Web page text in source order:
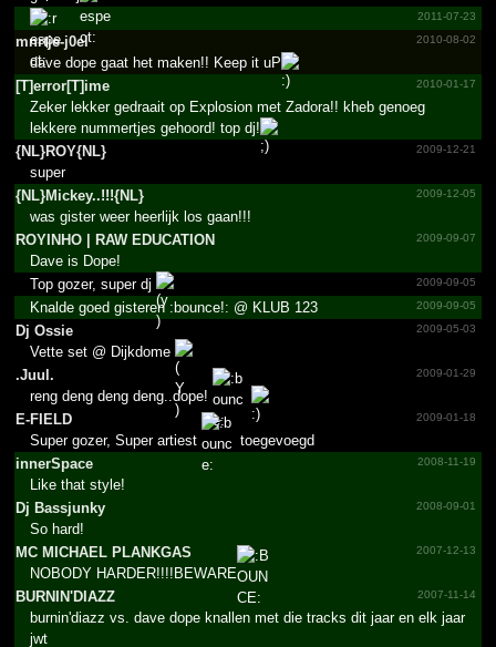
2011-07-23
mnrtje-j0el 2010-08-02
dave dope gaat het maken!! Keep it uP
[T]err­or[T]i­me
2010-01-17
Zeker lekker gedraait op Explosion met Zadora!! kheb genoeg
lekkere nummertjes gehoord! top dj!
{NL}ROY{NL}
2009-12-21
super
{NL}Mi­ckey..­!!!­{NL}
2009-12-05
was gister weer heerlijk los gaan!!!
ROYINHO | RAW EDUCATION
2009-09-07
Dave is Dope!
2009-09-05
Top gozer, super dj
2009-09-05
Knalde goed gisteren :bounce!: @ KLUB 123
Dj Ossie
2009-05-03
Vette set @ Dijkdome
.Juul.
2009-01-29
reng deng deng deng..dope!
E-FIELD
2009-01-18
Super gozer, Super artiest
toegevoegd
innerSpace
2008-11-19
Like that style!
Dj Bassjunky
2008-09-01
So hard!
MC MICHAEL PLANKGAS
2007-12-13
NOBODY HARDER!!!!BEWARE
BURNIN'DIAZZ
2007-11-14
burnin'diazz vs. dave dope knallen met die tracks dit jaar en elk jaar
jwt